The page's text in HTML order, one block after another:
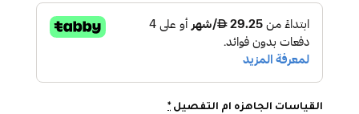
القياسات الجاهزه ام التفصيل *